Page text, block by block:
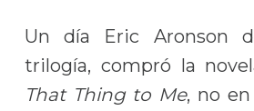
Un día Eric Aronson
trilogía, compró la
That Thing to Me, no en